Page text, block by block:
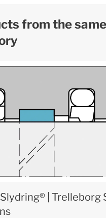
from the same
| Trelleborg